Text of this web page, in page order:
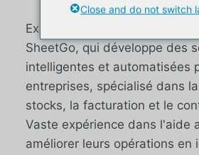
Expert en inventaire et en
SheetGo, qui développe des
intelligentes et automatisées
entreprises, spécialisé dans
stocks, la facturation et le
Vaste expérience dans l'aide
améliorer leurs opérations en
Close and do not switch